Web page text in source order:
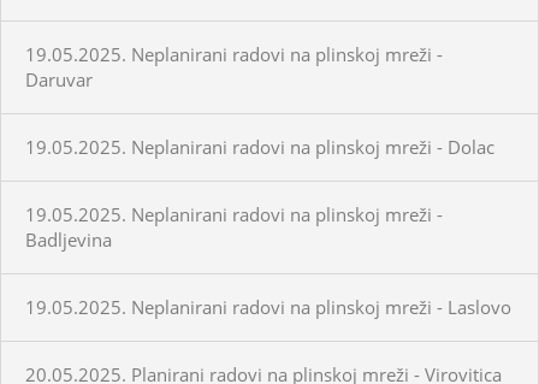
19.05.2025. Neplanirani radovi na plinskoj mreži -
Daruvar
19.05.2025. Neplanirani radovi na plinskoj mreži - Dolac
19.05.2025. Neplanirani radovi na plinskoj mreži -
Badljevina
19.05.2025. Neplanirani radovi na plinskoj mreži - Laslovo
20.05.2025. Planirani radovi na plinskoj mreži - Virovitica